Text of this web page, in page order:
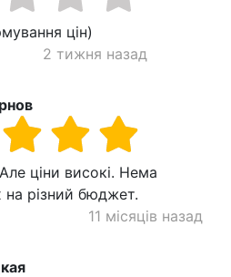
цін)
2 тижня назад
ціни високі. Нема
на різний бюджет.
11 місяців назад